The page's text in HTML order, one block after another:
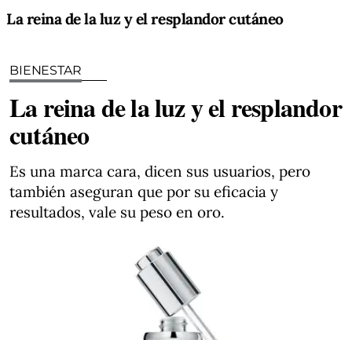
La reina de la luz y el resplandor cutáneo
BIENESTAR
La reina de la luz y el resplandor
cutáneo
Es una marca cara, dicen sus usuarios, pero
también aseguran que por su eficacia y
resultados, vale su peso en oro.